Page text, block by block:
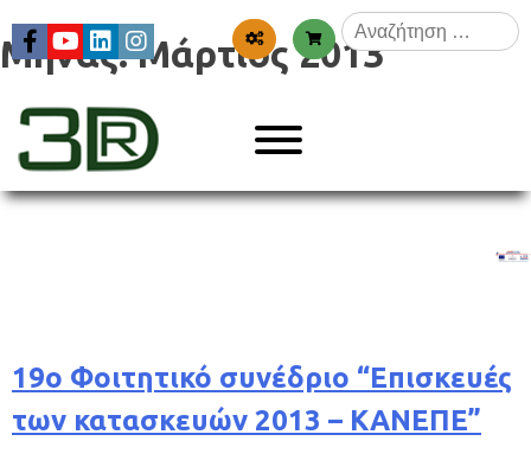
to
content
Αναζήτηση
για:
3dr
Μήνας:Μάρτιος 2013
19ο Φοιτητικό συνέδριο “Επισκευές
των κατασκευών 2013 – ΚΑΝΕΠΕ”